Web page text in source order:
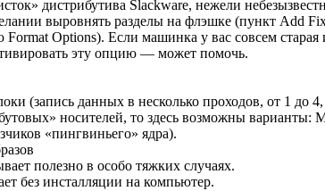
дистрибутива Slackware, нежели
выровнять разделы на флэшке (пункт Add
Options). Если машинка у вас совсем старая
эту опцию — может помочь.
(запись данных в несколько проходов, от 1 до
носителей, то здесь возможны
«пингвиньего» ядра).
полезно в особо тяжких случаях.
без инсталляции на компьютер.